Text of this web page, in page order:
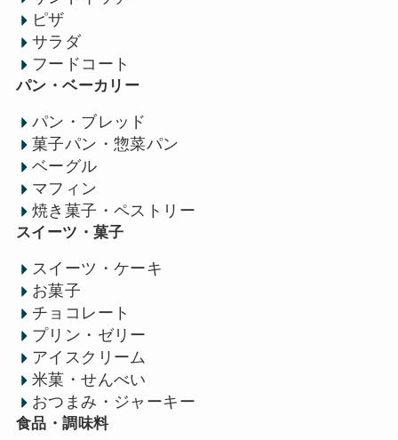
ピザ
サラダ
フードコート
パン・ベーカリー
パン・ブレッド
菓子パン・惣菜パン
ベーグル
マフィン
焼き菓子・ペストリー
スイーツ・菓子
スイーツ・ケーキ
お菓子
チョコレート
プリン・ゼリー
アイスクリーム
米菓・せんべい
おつまみ・ジャーキー
食品・調味料